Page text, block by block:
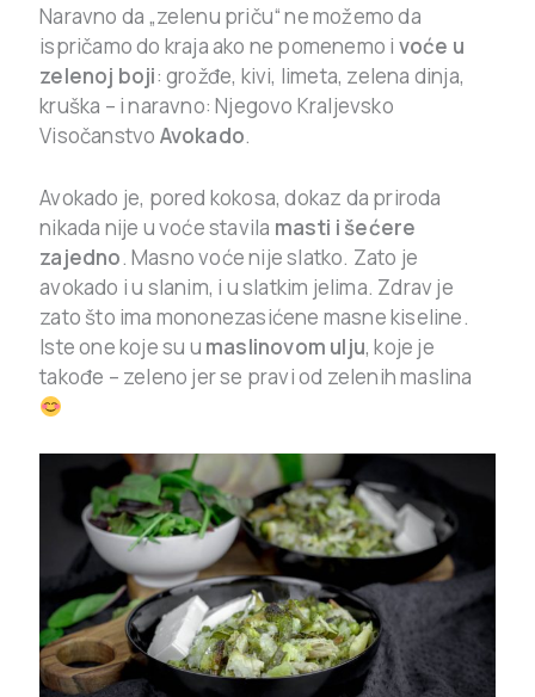
Naravno da „zelenu priču“ ne možemo da
ispričamo do kraja ako ne pomenemo i voće u
zelenoj boji: grožđe, kivi, limeta, zelena dinja,
kruška – i naravno: Njegovo Kraljevsko
Visočanstvo Avokado.
Avokado je, pored kokosa, dokaz da priroda
nikada nije u voće stavila masti i šećere
zajedno. Masno voće nije slatko. Zato je
avokado i u slanim, i u slatkim jelima. Zdrav je
zato što ima mononezasićene masne kiseline.
Iste one koje su u maslinovom ulju, koje je
takođe – zeleno jer se pravi od zelenih maslina